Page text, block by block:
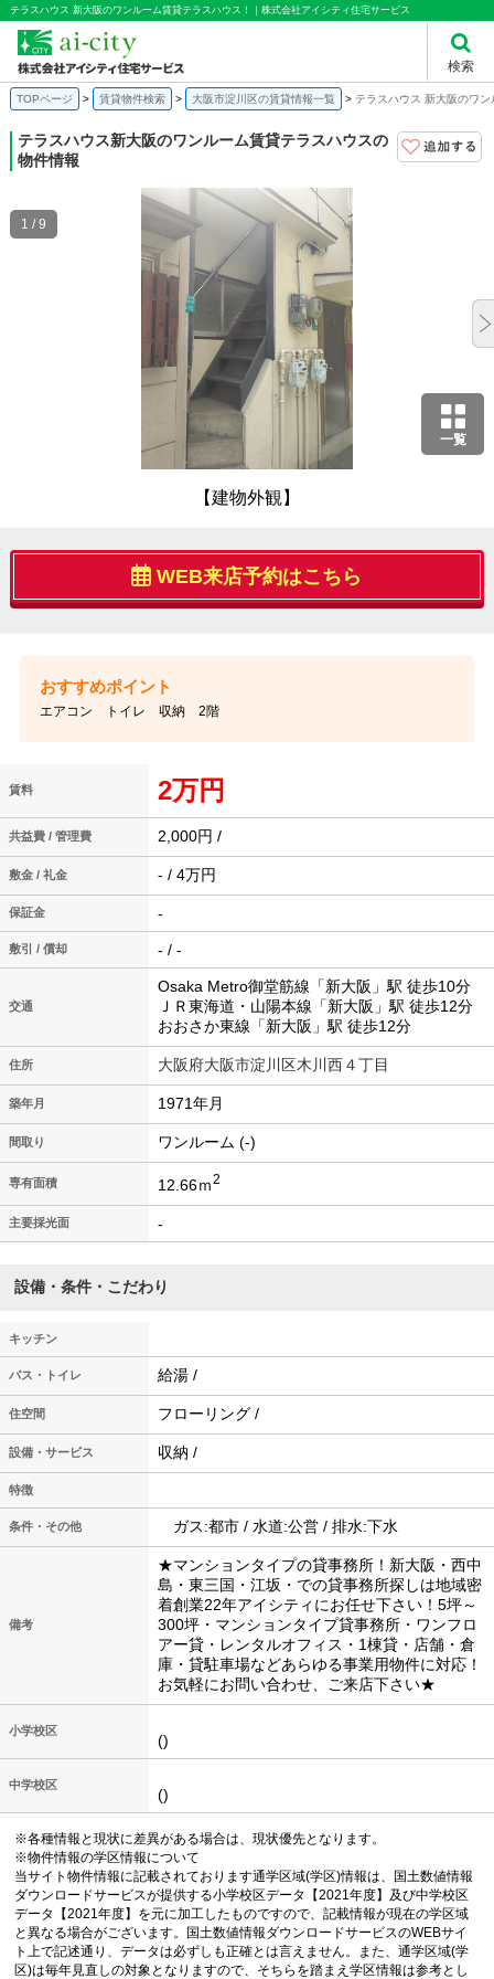
検索
テラスハウス 新大阪のワンルーム賃貸テラスハウス！｜株式会社アイシティ住宅サービス
TOPページ 賃貸物件検索 大阪市淀川区の賃貸情報一覧 テラスハウス 新大阪のワ
テラスハウス新大阪のワンルーム賃貸テラスハウスの
物件情報
一覧
【建物外観】
1 / 9
WEB来店予約はこちら
エアコン トイレ 収納 2階
賃料 2万円
共益費 / 管理費 2,000円 /
敷金 / 礼金 - / 4万円
保証金 -
敷引 / 償却 - / -
交通
Osaka Metro御堂筋線「新大阪」駅 徒歩10分
ＪＲ東海道・山陽本線「新大阪」駅 徒歩12分
おおさか東線「新大阪」駅 徒歩12分
住所 大阪府大阪市淀川区木川西４丁目
築年月 1971年月
間取り ワンルーム (-)
専有面積 12.66ｍ2
主要採光面 -
設備・条件・こだわり
キッチン
バス・トイレ 給湯 /
住空間 フローリング /
設備・サービス 収納 /
特徴
条件・その他 ガス:都市 / 水道:公営 / 排水:下水
備考
★マンションタイプの貸事務所！新大阪・西中
島・東三国・江坂・での貸事務所探しは地域密
着創業22年アイシティにお任せ下さい！5坪～
300坪・マンションタイプ貸事務所・ワンフロ
アー貸・レンタルオフィス・1棟貸・店舗・倉
庫・貸駐車場などあらゆる事業用物件に対応！
お気軽にお問い合わせ、ご来店下さい★
小学校区
()
中学校区
()
※各種情報と現状に差異がある場合は、現状優先となります。
※物件情報の学区情報について
当サイト物件情報に記載されております通学区域(学区)情報は、国土数値情報
ダウンロードサービスが提供する小学校区データ【2021年度】及び中学校区
データ【2021年度】を元に加工したものですので、記載情報が現在の学区域
と異なる場合がございます。国土数値情報ダウンロードサービスのWEBサイ
ト上で記述通り、データは必ずしも正確とは言えません。また、通学区域(学
区)は毎年見直しの対象となりますので、そちらを踏まえ学区情報は参考とし